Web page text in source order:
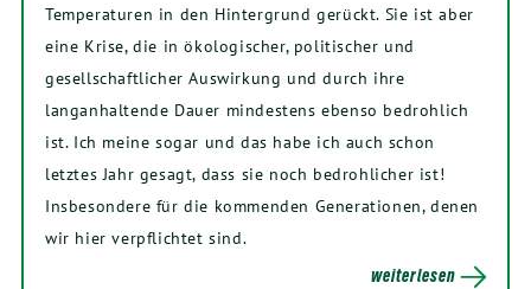
Temperaturen in den Hintergrund gerückt. Sie ist aber
eine Krise, die in ökologischer, politischer und
gesellschaftlicher Auswirkung und durch ihre
langanhaltende Dauer mindestens ebenso bedrohlich
ist. Ich meine sogar und das habe ich auch schon
letztes Jahr gesagt, dass sie noch bedrohlicher ist!
Insbesondere für die kommenden Generationen, denen
wir hier verpflichtet sind.
weiterlesen